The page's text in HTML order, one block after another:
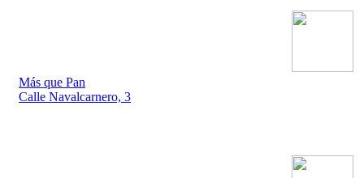
Más que Pan
Calle Navalcarnero, 3